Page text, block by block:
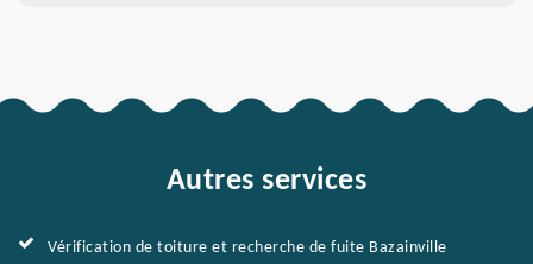
Autres services
Vérification de toiture et recherche de fuite Bazainville